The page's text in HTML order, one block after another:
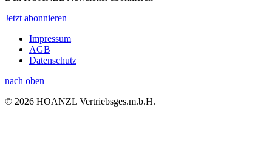
Jetzt abonnieren
Impressum
AGB
Datenschutz
nach oben
© 2026 HOANZL Vertriebsges.m.b.H.